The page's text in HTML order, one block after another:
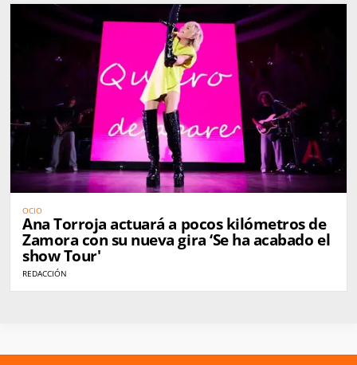
OCIO
Ana Torroja actuará a pocos kilómetros de
Zamora con su nueva gira ‘Se ha acabado el
show Tour'
REDACCIÓN